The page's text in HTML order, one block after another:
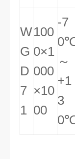
W
G
D
7
1
100
0×1
000
×10
00
-7
～
+1
3